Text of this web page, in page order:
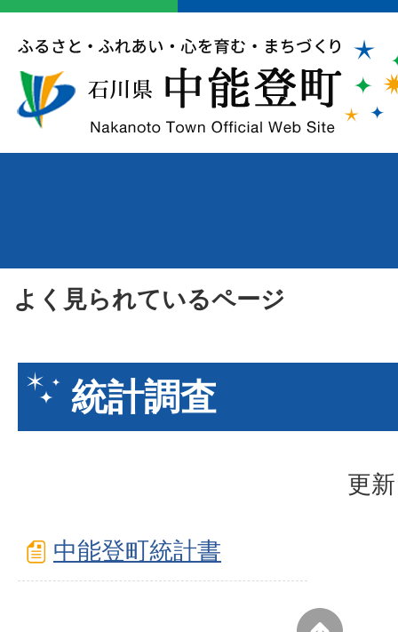
よく見られているページ
統計調査
更
中能登町統計書